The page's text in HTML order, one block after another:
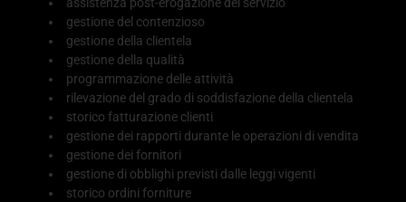
gestione del contenzioso
gestione della clientela
gestione della qualità
programmazione delle attività
rilevazione del grado di soddisfazione della clientela
storico fatturazione clienti
gestione dei rapporti durante le operazioni di vendita
gestione dei fornitori
gestione di obblighi previsti dalle leggi vigenti
storico ordini forniture